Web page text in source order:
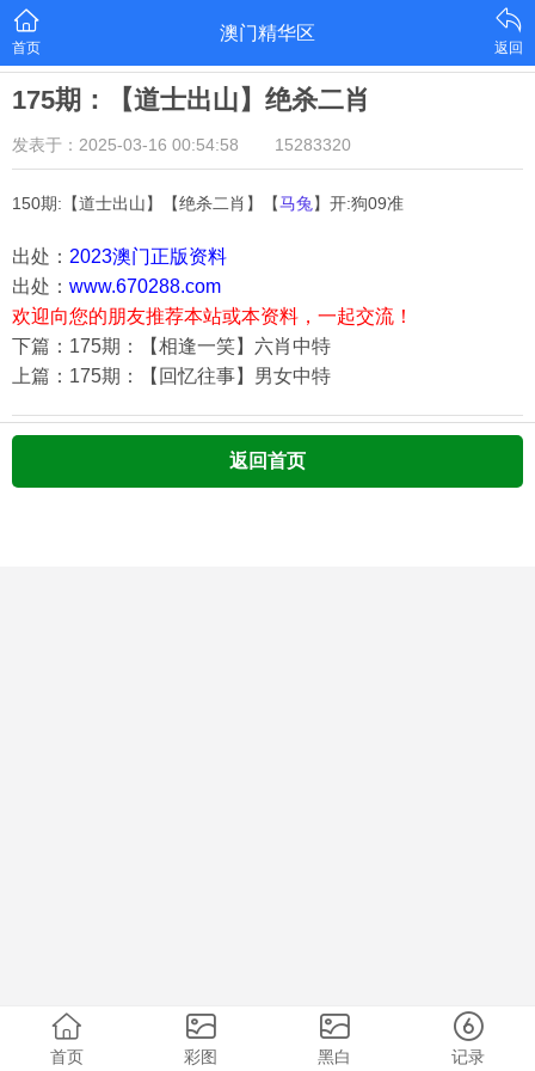
首页
澳门精华区
返回
175期：【道士出山】绝杀二肖
发表于：2025-03-16 00:54:58 15283320
150期:【道士出山】【绝杀二肖】【马兔 】开:狗09准
出处： 2023澳门正版资料
出处： www.670288.com
欢迎向您的朋友推荐本站或本资料，一起交流！
下篇：175期：【相逢一笑】六肖中特
上篇：175期：【回忆往事】男女中特
返回首页
首页 彩图 黑白 记录